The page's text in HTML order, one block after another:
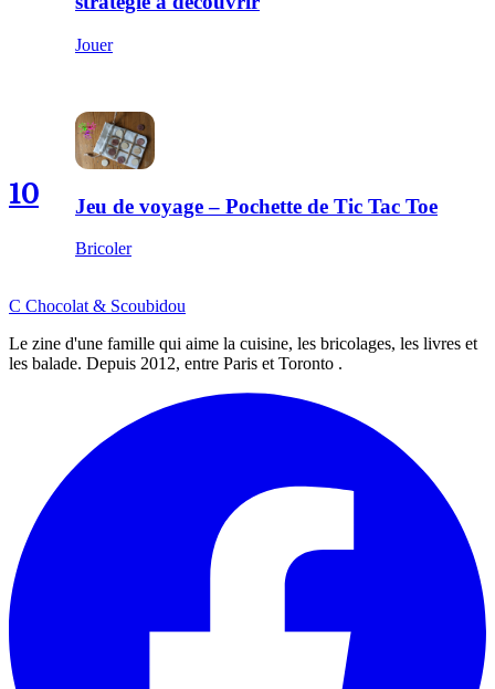
Jouer
10 Jeu de voyage – Pochette de Tic Tac Toe
Bricoler
C Chocolat & Scoubidou
Le zine d'une famille qui aime la cuisine, les bricolages, les livres et
les balade. Depuis 2012, entre Paris et Toronto .